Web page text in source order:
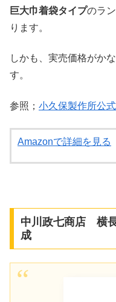
巨大巾着袋タイプのラ
ります。
しかも、実売価格がか
す。
参照； 小久保製作所公
Amazonで詳細を見る
中川政七商店 横
成